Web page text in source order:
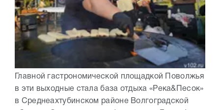
Главной гастрономической площадкой Поволжья
в эти выходные стала база отдыха «Река&Песок»
в Среднеахтубинском районе Волгоградской